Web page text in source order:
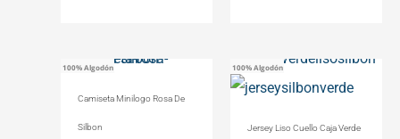
100% Algodón
Camiseta Minilogo Rosa De
Silbon
100% Algodón
Jersey Liso Cuello Caja Verde